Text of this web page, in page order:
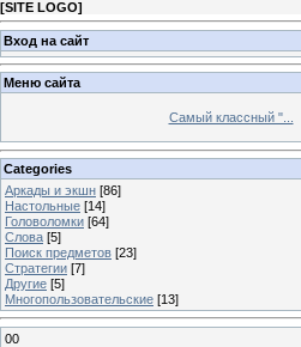
[SITE LOGO]
Вход на сайт
Меню сайта
Самый классный "...
Categories
Аркады и экшн [86]
Настольные [14]
Головоломки [64]
Слова [5]
Поиск предметов [23]
Стратегии [7]
Другие [5]
Многопользовательские [13]
00